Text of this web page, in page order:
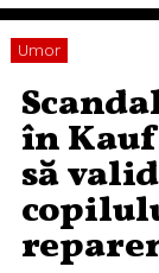
Umor
în
să